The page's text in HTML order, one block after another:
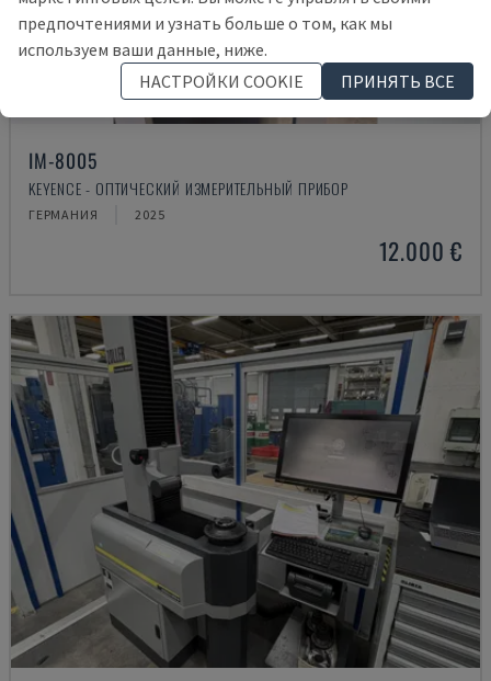
IM-8005
KEYENCE - ОПТИЧЕСКИЙ ИЗМЕРИТЕЛЬНЫЙ ПРИБОР
ГЕРМАНИЯ 2025
12.000 €
предпочтениями и узнать больше о том, как мы
используем ваши данные, ниже.
НАСТРОЙКИ COOKIE
ПРИНЯТЬ ВСЕ